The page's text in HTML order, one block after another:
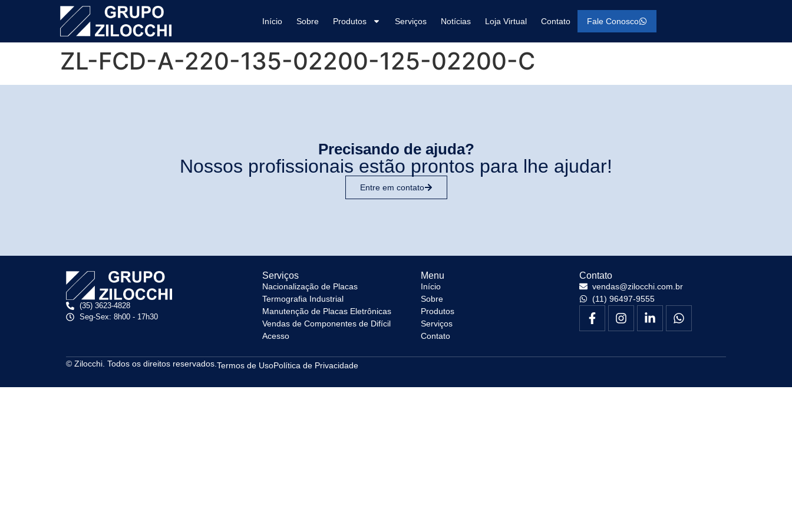
Início Sobre Produtos Serviços Notícias Loja Virtual Contato Fale Conosco
ZL-FCD-A-220-135-02200-125-02200-C
Precisando de ajuda?
Nossos profissionais estão prontos para lhe ajudar!
Entre em contato
(35) 3623-4828
Seg-Sex: 8h00 - 17h30
Serviços
Nacionalização de Placas
Termografia Industrial
Manutenção de Placas Eletrônicas
Vendas de Componentes de Difícil
Acesso
Menu
Início
Sobre
Produtos
Serviços
Contato
Contato
vendas@zilocchi.com.br
(11) 96497-9555
© Zilocchi. Todos os direitos reservados. Termos de UsoPolítica de Privacidade